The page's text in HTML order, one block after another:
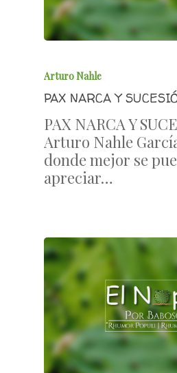
Arturo Nahle
PAX NARCA Y
PAX NARCA Y
Arturo Nahle
donde mejor se
apreciar…